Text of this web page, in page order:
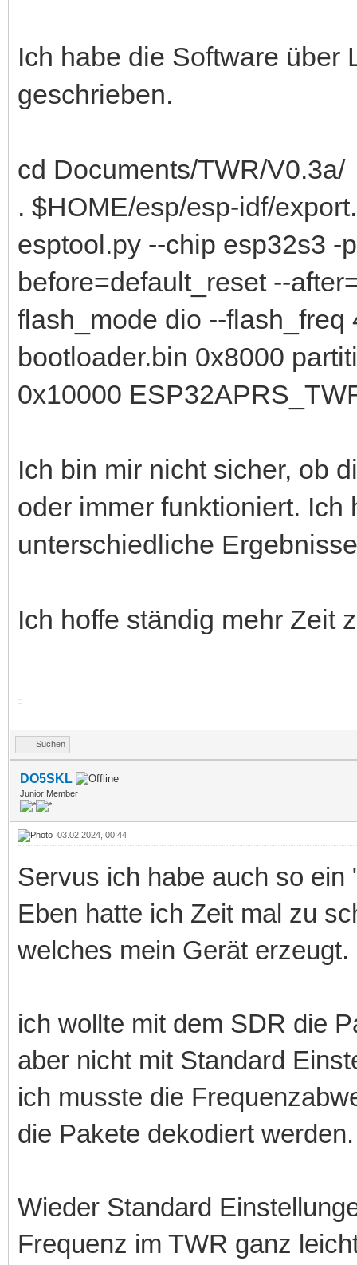
Ich habe die Software über
geschrieben.
cd Documents/TWR/V0.3a/
. $HOME/esp/esp-idf/
esptool.py --chip esp32s3 -
before=default_reset --
flash_mode dio --
bootloader.bin 0x8000
0x10000
Ich bin mir nicht sicher, ob
oder immer funktioniert.
unterschiedliche
Ich hoffe ständig mehr Zeit
Suchen
DO5SKL
Junior Member
03.02.2024, 00:44
Servus ich habe auch so ein
Eben hatte ich Zeit mal zu
welches mein Gerät erzeugt.
ich wollte mit dem SDR die
aber nicht mit Standard
ich musste die
die Pakete dekodiert
Wieder Standard
Frequenz im TWR ganz